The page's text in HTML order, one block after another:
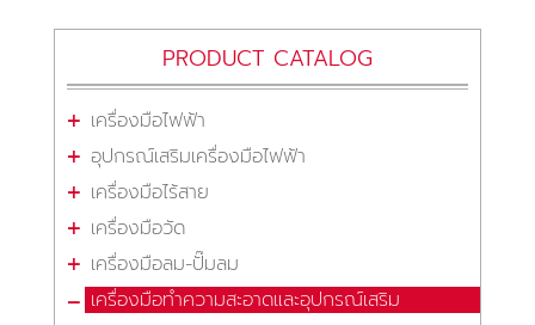
PRODUCT CATALOG
เครื่องมือไฟฟ้า
อุปกรณ์เสริมเครื่องมือไฟฟ้า
เครื่องมือไร้สาย
เครื่องมือวัด
เครื่องมือลม-ปั๊มลม
เครื่องมือทำความสะอาดและอุปกรณ์เสริม